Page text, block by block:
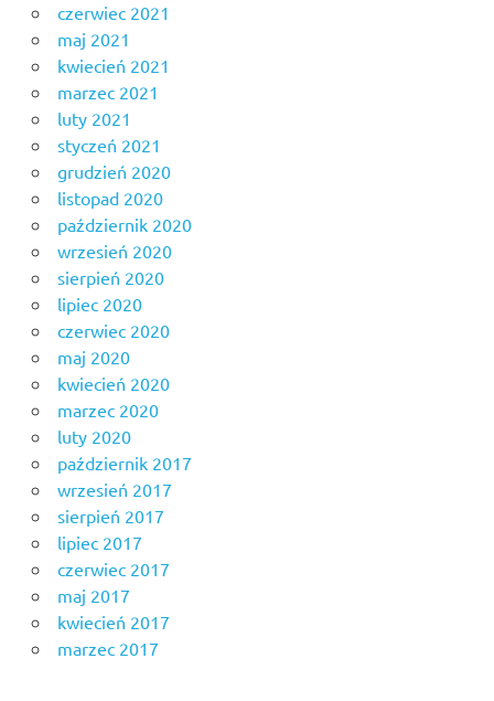
czerwiec 2021
maj 2021
kwiecień 2021
marzec 2021
luty 2021
styczeń 2021
grudzień 2020
listopad 2020
październik 2020
wrzesień 2020
sierpień 2020
lipiec 2020
czerwiec 2020
maj 2020
kwiecień 2020
marzec 2020
luty 2020
październik 2017
wrzesień 2017
sierpień 2017
lipiec 2017
czerwiec 2017
maj 2017
kwiecień 2017
marzec 2017